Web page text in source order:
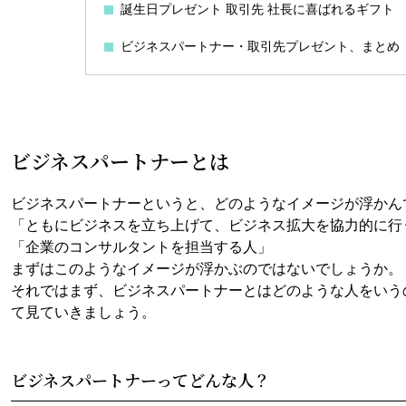
誕生日プレゼント 取引先 社長に喜ばれるギフト
ビジネスパートナー・取引先プレゼント、まとめ
ビジネスパートナーとは
ビジネスパートナーというと、どのようなイメージが浮か
「ともにビジネスを立ち上げて、ビジネス拡大を協力的に
「企業のコンサルタントを担当する人」
まずはこのようなイメージが浮かぶのではないでしょうか。
それではまず、ビジネスパートナーとはどのような人をい
て見ていきましょう。
ビジネスパートナーってどんな人？